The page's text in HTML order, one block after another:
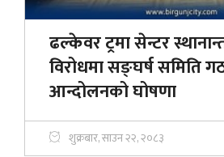
ढल्केवर ट्रमा सेन्टर
विरोधमा सङ्घर्ष समिति
आन्दोलनको घोषणा
शुक्रबार, साउन २२, २०८३